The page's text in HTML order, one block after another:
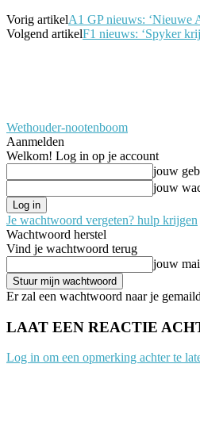
Vorig artikelA1 GP nieuws: ‘Nieuwe
Volgend artikelF1 nieuws: ‘Spyker
Wethouder-nootenboom
Aanmelden
Welkom! Log in op je account
jouw
jouw
Je wachtwoord vergeten? hulp krijgen
Wachtwoord herstel
Vind je wachtwoord terug
jouw
Er zal een wachtwoord naar je
LAAT EEN REACTIE
Log in om een opmerking achter te